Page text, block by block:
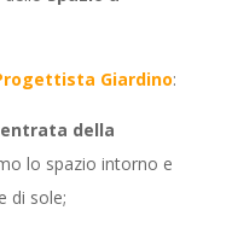
Giardino:
della
lo spazio intorno e
di sole;